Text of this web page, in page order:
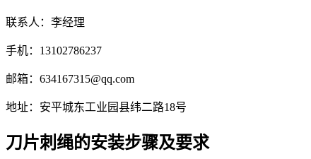
联系人：李经理
手机：13102786237
邮箱：634167315@qq.com
地址：安平城东工业园县纬二路18号
刀片刺绳的安装步骤及要求